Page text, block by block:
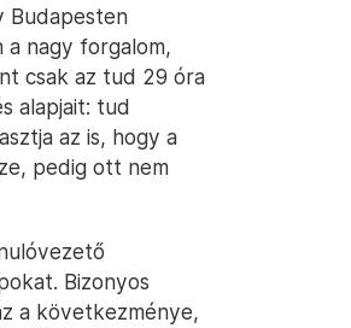
Budapesten
a nagy forgalom,
csak az tud 29 óra
alapjait: tud
az is, hogy a
pedig ott nem
Bizonyos
a következménye,